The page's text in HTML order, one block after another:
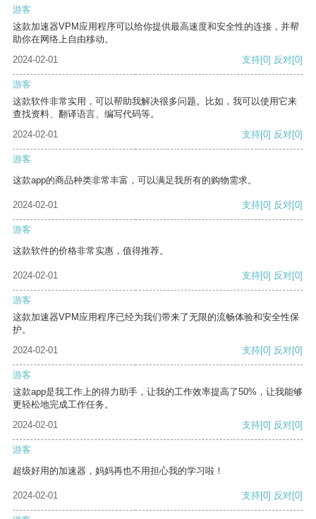
游客
这款加速器VPM应用程序可以给你提供最高速度和安全性的连接，并帮
助你在网络上自由移动。
2024-02-01
支持[0] 反对[0]
游客
这款软件非常实用，可以帮助我解决很多问题。比如，我可以使用它来
查找资料、翻译语言、编写代码等。
2024-02-01
支持[0] 反对[0]
游客
这款app的商品种类非常丰富，可以满足我所有的购物需求。
2024-02-01 支持[0] 反对[0]
游客
这款软件的价格非常实惠，值得推荐。
2024-02-01 支持[0] 反对[0]
游客
这款加速器VPM应用程序已经为我们带来了无限的流畅体验和安全性保
护。
2024-02-01
支持[0] 反对[0]
游客
这款app是我工作上的得力助手，让我的工作效率提高了50%，让我能够
更轻松地完成工作任务。
2024-02-01
支持[0] 反对[0]
游客
超级好用的加速器，妈妈再也不用担心我的学习啦！
2024-02-01 支持[0] 反对[0]